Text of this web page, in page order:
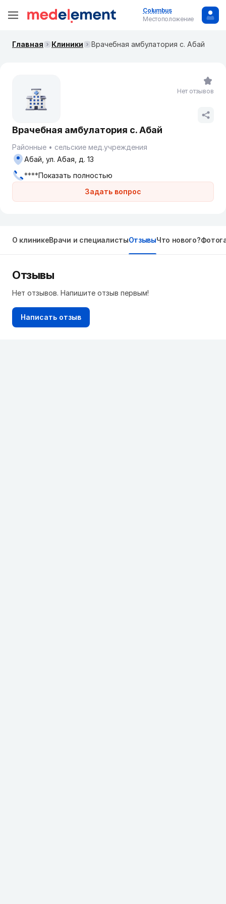
Columbus
Местоположение
Главная Клиники Врачебная амбулатория с. Абай
Врачебная амбулатория с. Абай
Районные сельские мед.учреждения
Задать вопрос
Абай, ул. Абая, д. 13
****Показать полностью
Нет отзывов
О клиникеВрачи и специалистыОтзывыЧто нового?
Отзывы
Нет отзывов. Напишите отзыв первым!
Написать отзыв